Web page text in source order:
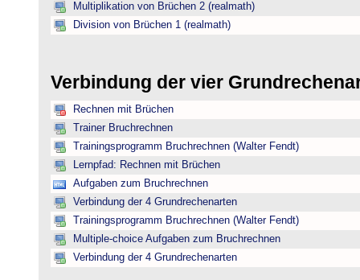
Multiplikation von Brüchen 2 (realmath)
Division von Brüchen 1 (realmath)
Verbindung der vier
Rechnen mit Brüchen
Trainer Bruchrechnen
Trainingsprogramm Bruchrechnen (Walter Fendt)
Lernpfad: Rechnen mit Brüchen
Aufgaben zum Bruchrechnen
Verbindung der 4 Grundrechenarten
Trainingsprogramm Bruchrechnen (Walter Fendt)
Multiple-choice Aufgaben zum Bruchrechnen
Verbindung der 4 Grundrechenarten